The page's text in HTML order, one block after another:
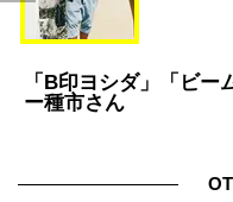
「B印ヨシダ」「ビ
ー種市さん